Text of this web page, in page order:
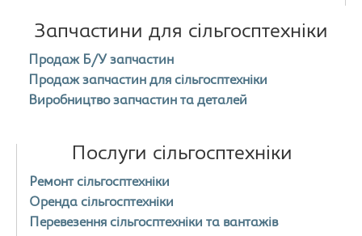
Запчастини для сільгосптехніки
Продаж Б/У запчастин
Продаж запчастин для сільгосптехніки
Виробництво запчастин та деталей
Послуги сільгосптехніки
Ремонт сільгосптехніки
Оренда сільгосптехніки
Перевезення сільгосптехніки та вантажів